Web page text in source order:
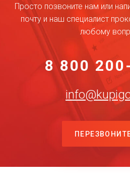
Просто позвоните нам или
почту и наш специалист
любому
8 800